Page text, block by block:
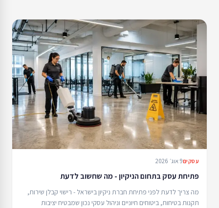
עסקים9 אוג׳ 2026
פתיחת עסק בתחום הניקיון - מה שחשוב לדעת
מה צריך לדעת לפני פתיחת חברת ניקיון בישראל - רישוי קבלן שירות,
תקנות בטיחות, ביטוחים חיוניים וניהול עסקי נכון שמבטיח יציבות